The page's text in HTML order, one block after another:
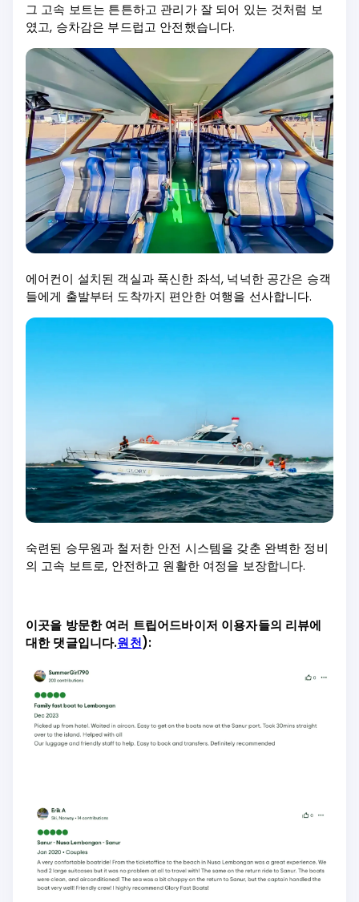
그 고속 보트는 튼튼하고 관리가 잘 되어 있는 것처럼 보
였고, 승차감은 부드럽고 안전했습니다.
에어컨이 설치된 객실과 푹신한 좌석, 넉넉한 공간은 승객
들에게 출발부터 도착까지 편안한 여행을 선사합니다.
숙련된 승무원과 철저한 안전 시스템을 갖춘 완벽한 정비
의 고속 보트로, 안전하고 원활한 여정을 보장합니다.
이곳을 방문한 여러 트립어드바이저 이용자들의 리뷰에
대한 댓글입니다.원천):